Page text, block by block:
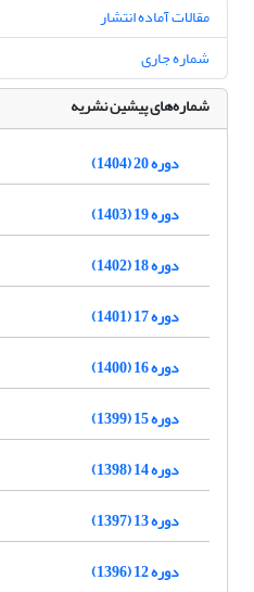
مقالات آماده انتشار
شماره جاری
شماره‌های پیشین نشریه
دوره 20 (1404)
دوره 19 (1403)
دوره 18 (1402)
دوره 17 (1401)
دوره 16 (1400)
دوره 15 (1399)
دوره 14 (1398)
دوره 13 (1397)
دوره 12 (1396)